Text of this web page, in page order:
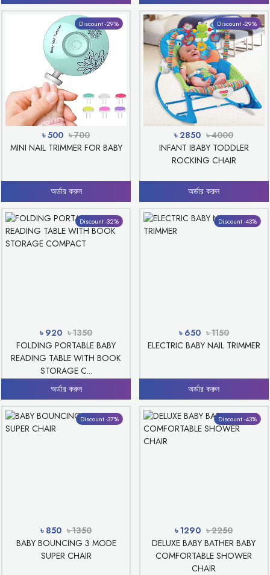
Discount -29%
৳ 500 ৳ 700
MINI NAIL TRIMMER FOR BABY
অর্ডার করুন
Discount -29%
৳ 2850 ৳ 4000
INFANT IBABY TODDLER
ROCKING CHAIR
অর্ডার করুন
Discount -32%
৳ 920 ৳ 1350
FOLDING PORTABLE BABY
READING TABLE WITH BOOK
STORAGE C...
অর্ডার করুন
Discount -43%
৳ 650 ৳ 1150
ELECTRIC BABY NAIL TRIMMER
অর্ডার করুন
Discount -37%
৳ 850 ৳ 1350
BABY BOUNCING 3 MODE
SUPER CHAIR
Discount -43%
৳ 1290 ৳ 2250
DELUXE BABY BATHER BABY
COMFORTABLE SHOWER
CHAIR